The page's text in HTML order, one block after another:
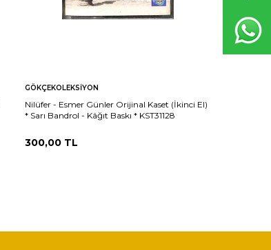
GÖKÇEKOLEKSIYON
Nilüfer - Esmer Günler Orijinal Kaset (İkinci El)
* Sarı Bandrol - Kâğıt Baskı * KST31128
300,00 TL